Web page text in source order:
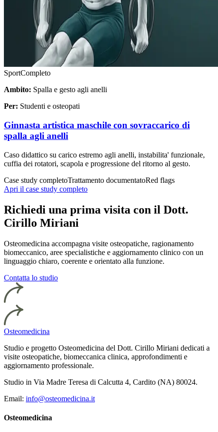
SportCompleto
Ambito: Spalla e gesto agli anelli
Per: Studenti e osteopati
Ginnasta artistica maschile con sovraccarico di
spalla agli anelli
Caso didattico su carico estremo agli anelli, instabilita' funzionale,
cuffia dei rotatori, scapola e progressione del ritorno al gesto.
Case study completoTrattamento documentatoRed flags
Apri il case study completo
Richiedi una prima visita con il Dott.
Cirillo Miriani
Osteomedicina accompagna visite osteopatiche, ragionamento
biomeccanico, aree specialistiche e aggiornamento clinico con un
linguaggio chiaro, coerente e orientato alla funzione.
Contatta lo studio
Osteomedicina
Studio e progetto Osteomedicina del Dott. Cirillo Miriani dedicati a
visite osteopatiche, biomeccanica clinica, approfondimenti e
aggiornamento professionale.
Studio in Via Madre Teresa di Calcutta 4, Cardito (NA) 80024.
Email: info@osteomedicina.it
Osteomedicina